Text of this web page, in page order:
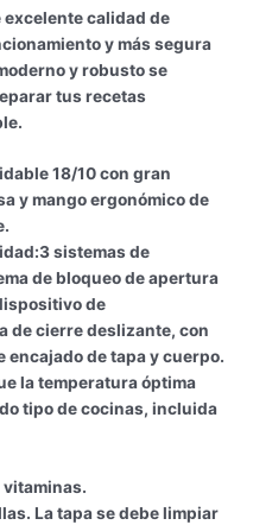
excelente calidad de
y más segura
y robusto se
tus recetas
18/10 con gran
y mango ergonómico de
3 sistemas de
de bloqueo de apertura
de
de cierre deslizante, con
de tapa y cuerpo.
la temperatura óptima
tipo de cocinas, incluida
vitaminas.
La tapa se debe limpiar